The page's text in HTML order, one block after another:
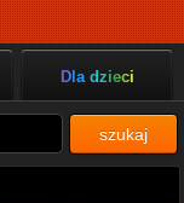
Dla dzieci
szukaj